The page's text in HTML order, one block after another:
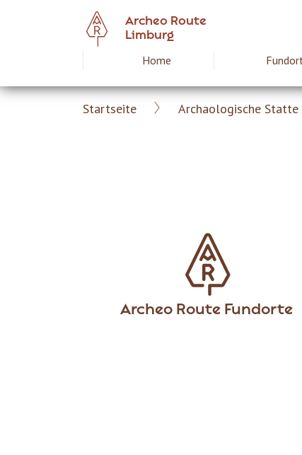
Archeo Route
Limburg
Archeoroute
Home
Breadcrumb
Startseite Archaologische
Archeo Route Fundorte